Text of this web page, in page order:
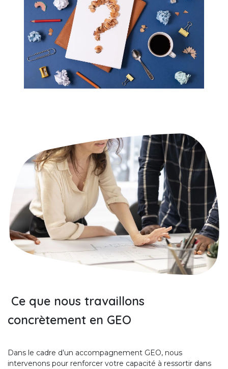
Ce que nous travaillons
concrètement en GEO
Dans le cadre d’un accompagnement GEO, nous
intervenons pour renforcer votre capacité à ressortir dans